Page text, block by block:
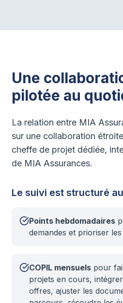
Une
pilotée au
La relation entre MIA
sur une collaboration
cheffe de projet dédiée,
de MIA Assurances.
Le suivi est structuré
Points hebdomadaires
demandes et prioriser
COPIL mensuels pour
projets en cours,
offres, ajuster les